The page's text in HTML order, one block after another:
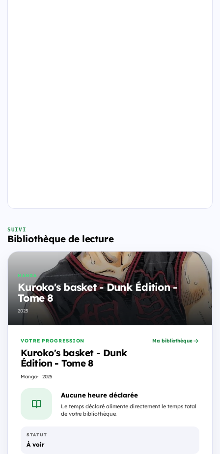
SUIVI
Bibliothèque de lecture
MANGA
Kuroko's basket - Dunk Édition -
Tome 8
2025
VOTRE PROGRESSION
Kuroko's basket - Dunk
Édition - Tome 8
Manga 2025
Ma bibliothèque
Aucune heure déclarée
Le temps déclaré alimente directement le temps total
de votre bibliothèque.
STATUT
À voir